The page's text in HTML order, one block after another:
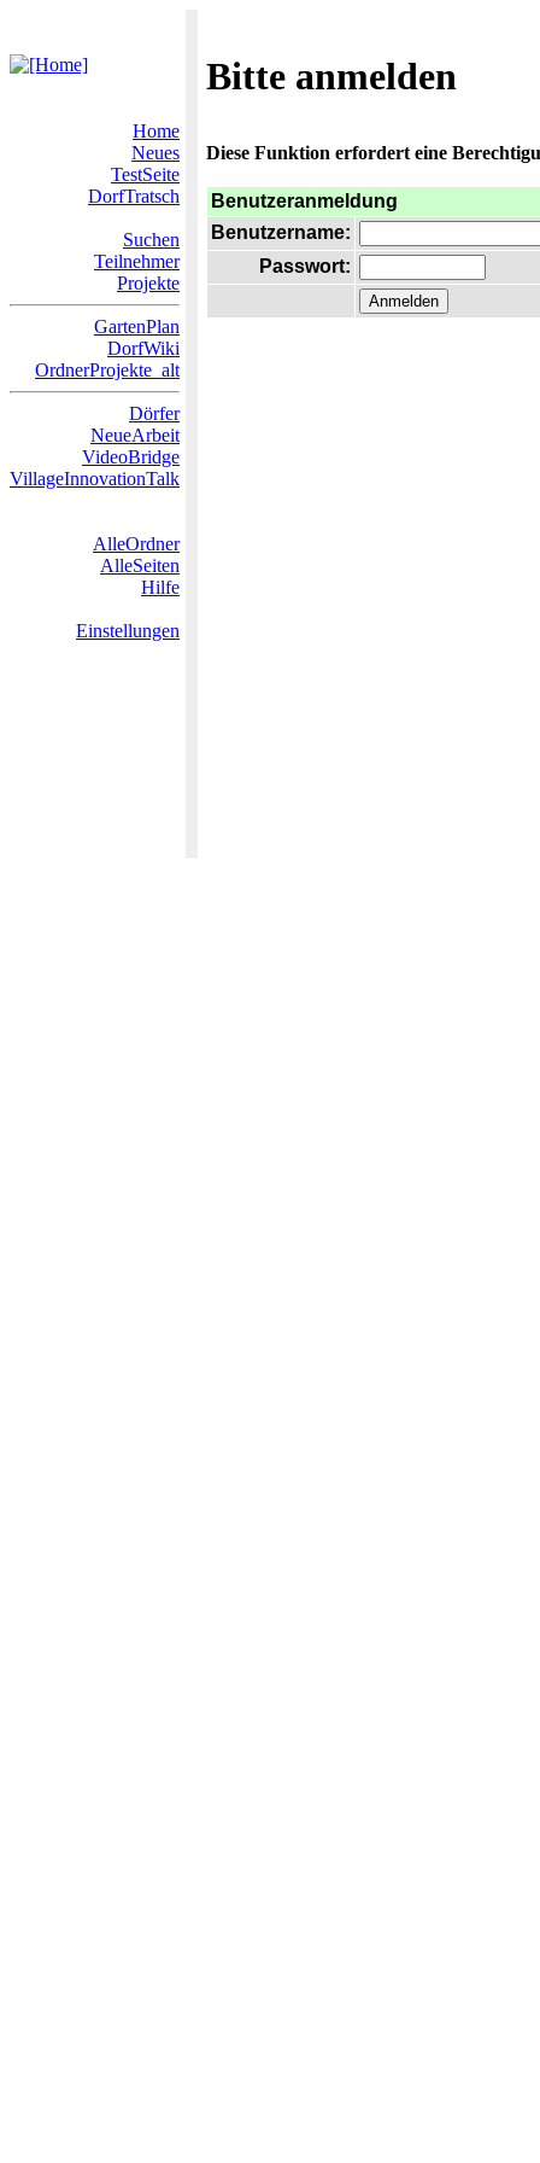
Bitte anmelden
Home
Neues
TestSeite
DorfTratsch
Suchen
Teilnehmer
Projekte
GartenPlan
DorfWiki
OrdnerProjekte_alt
Dörfer
NeueArbeit
VideoBridge
VillageInnovationTalk
AlleOrdner
AlleSeiten
Hilfe
Einstellungen
Diese Funktion erfordert eine
Benutzeranmeldung
Benutzername:
Passwort: